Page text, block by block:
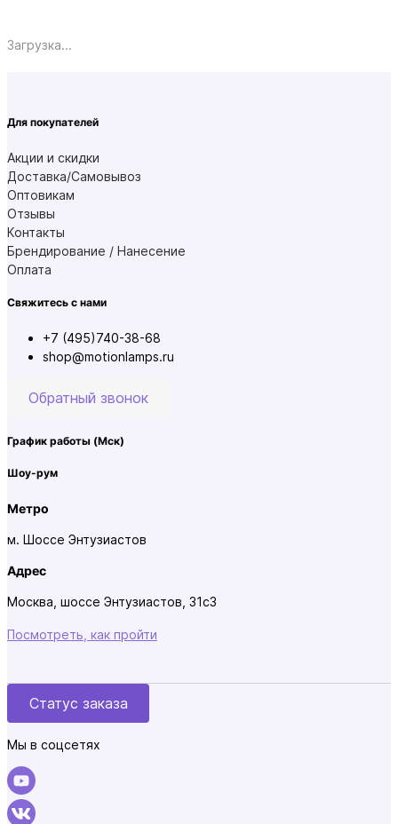
Загрузка...
Для покупателей
Акции и скидки
Доставка/Самовывоз
Оптовикам
Отзывы
Контакты
Брендирование / Нанесение
Оплата
Свяжитесь с нами
+7 (495)740-38-68
shop@motionlamps.ru
Обратный звонок
График работы (Мск)
Шоу-рум
Метро
м. Шоссе Энтузиастов
Адрес
Москва, шоссе Энтузиастов, 31с3
Посмотреть, как пройти
Статус заказа
Мы в соцсетях